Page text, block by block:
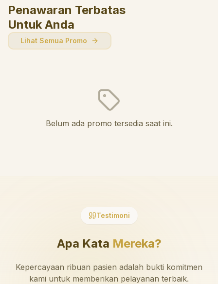
Penawaran Terbatas
Untuk Anda
Lihat Semua Promo
Belum ada promo tersedia saat ini.
Testimoni
Apa Kata Mereka?
Kepercayaan ribuan pasien adalah bukti komitmen
kami untuk memberikan pelayanan terbaik.